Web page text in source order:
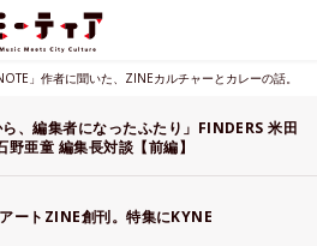
」作者に聞いた、ZINEカルチャーとカレーの話。
ら、編集者になったふたり」FINDERS 米田
亜童 編集長対談【前編】
ートZINE創刊。特集にKYNE